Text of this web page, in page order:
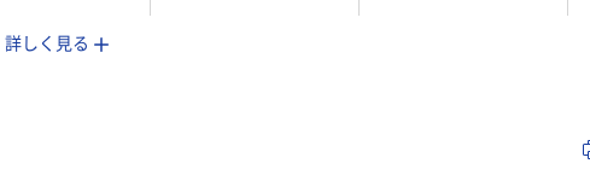
詳しく見る